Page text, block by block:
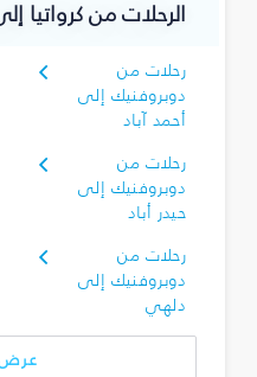
الرحلات من كرواتيا
رحلات من
دوبروفنيك إلى
أحمد آباد
رحلات من
دوبروفنيك إلى
حيدر أباد
رحلات من
دوبروفنيك إلى
دلهي
عرض